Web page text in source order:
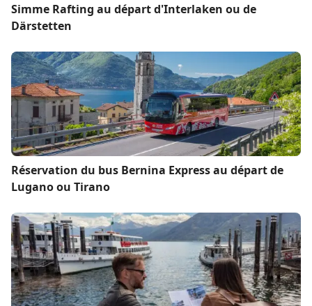
Simme Rafting au départ d'Interlaken ou de
Därstetten
Réservation du bus Bernina Express au départ de
Lugano ou Tirano